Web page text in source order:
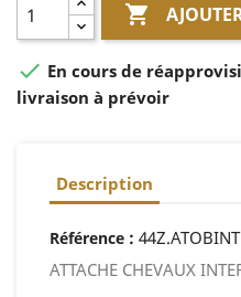

 En cours de
livraison à prévoir
Description
Référence : 44Z.ATOBINT
ATTACHE CHEVAUX